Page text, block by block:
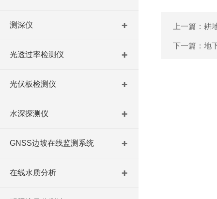
测深仪
光透过率检测仪
光伏板检测仪
水深探测仪
GNSS边坡在线监测系统
在线水质分析
上一篇： 耕
下一篇： 地